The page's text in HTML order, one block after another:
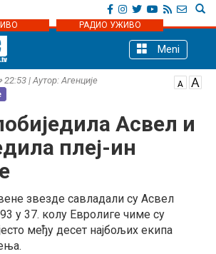
РАДИО УЖИВО
Meni
| Аутор: Агенције
Асвел и
плеј-ин
звезде савладали су Асвел
у 37. колу Евролиге чиме су
међу десет најбољих екипа